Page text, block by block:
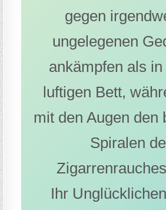
gegen
ungelegenen
ankämpfen als
luftigen Bett,
mit den Augen den
Spiralen
Ihr